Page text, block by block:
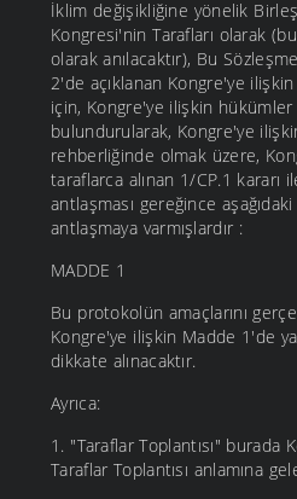
İklim değişikliğine yönelik
Kongresi'nin Tarafları olarak
olarak anılacaktır), Bu
2'de açıklanan Kongre'ye
için, Kongre'ye ilişkin
bulundurularak, Kongre'ye
rehberliğinde olmak üzere,
taraflarca alınan 1/CP.1 kararı
antlaşması gereğince
antlaşmaya varmışlardır :
MADDE 1
Bu protokolün amaçlarını
Kongre'ye ilişkin Madde 1'de
dikkate alınacaktır.
Ayrıca:
1. "Taraflar Toplantısı" burada
Taraflar Toplantısı anlamına